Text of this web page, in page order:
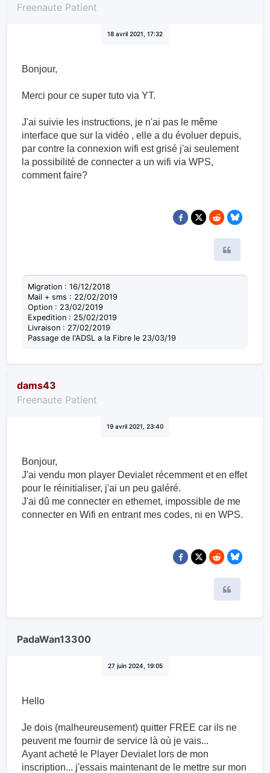
Freenaute Patient
18 avril 2021, 17:32
Bonjour,
Merci pour ce super tuto via YT.
J'ai suivie les instructions, je n'ai pas le même
interface que sur la vidéo , elle a du évoluer depuis,
par contre la connexion wifi est grisé j'ai seulement
la possibilité de connecter a un wifi via WPS,
comment faire?
Migration : 16/12/2018
Mail + sms : 22/02/2019
Option : 23/02/2019
Expedition : 25/02/2019
Livraison : 27/02/2019
Passage de l'ADSL a la Fibre le 23/03/19
dams43
Freenaute Patient
19 avril 2021, 23:40
Bonjour,
J'ai vendu mon player Devialet récemment et en effet
pour le réinitialiser, j'ai un peu galéré.
J'ai dû me connecter en ethernet, impossible de me
connecter en Wifi en entrant mes codes, ni en WPS.
PadaWan13300
27 juin 2024, 19:05
Hello
Je dois (malheureusement) quitter FREE car ils ne
peuvent me fournir de service là où je vais...
Ayant acheté le Player Devialet lors de mon
inscription... j'essais maintenant de le mettre sur mon